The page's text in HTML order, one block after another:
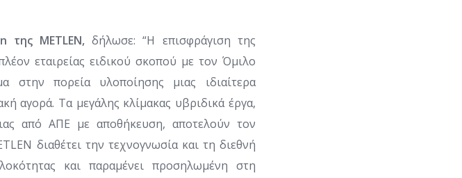
της METLEN, δήλωσε: “Η επισφράγιση της
εταιρείας ειδικού σκοπού με τον Όμιλο
στην πορεία υλοποίησης μιας ιδιαίτερα
αγορά. Τα μεγάλης κλίμακας υβριδικά έργα,
από ΑΠΕ με αποθήκευση, αποτελούν τον
διαθέτει την τεχνογνωσία και τη διεθνή
και παραμένει προσηλωμένη στη